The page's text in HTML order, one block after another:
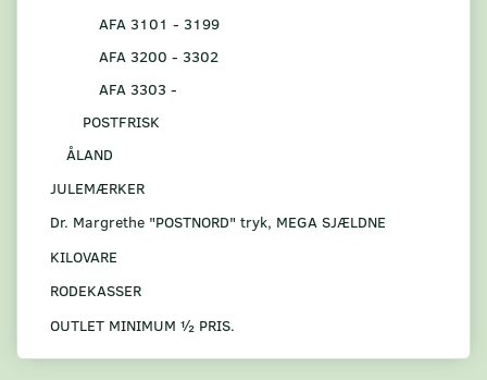
AFA 3101 - 3199
AFA 3200 - 3302
AFA 3303 -
POSTFRISK
ÅLAND
JULEMÆRKER
Dr. Margrethe "POSTNORD" tryk, MEGA SJÆLDNE
KILOVARE
RODEKASSER
OUTLET MINIMUM ½ PRIS.